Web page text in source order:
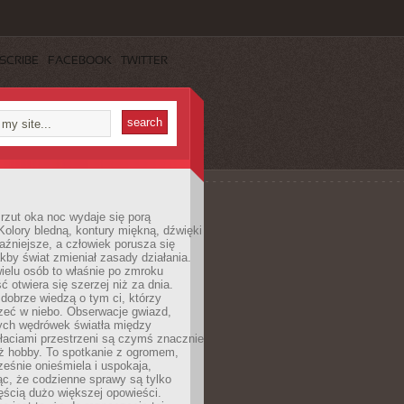
FACEBOOK TWITTER
oka noc wydaje się porą
bledną, kontury miękną, dźwięki
a człowiek porusza się
świat zmieniał zasady działania.
osób to właśnie po zmroku
otwiera się szerzej niż za dnia.
wiedzą o tym ci, którzy
w niebo. Obserwacje gwiazd,
wędrówek światła między
przestrzeni są czymś znacznie
hobby. To spotkanie z ogromem,
onieśmiela i uspokaja,
że codzienne sprawy są tylko
dużo większej opowieści.